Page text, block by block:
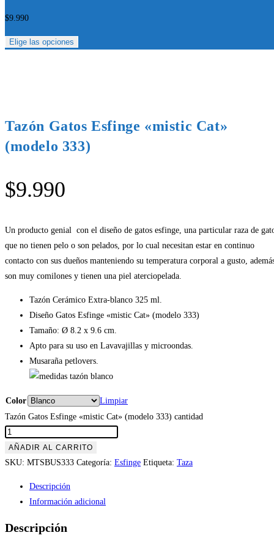
$9.990
Elige las opciones
Tazón Gatos Esfinge «mistic Cat»
(modelo 333)
$9.990
Un producto genial con el diseño de gatos esfinge, una particular raza de
que no tienen pelo o son pelados, por lo cual necesitan estar en continuo
contacto con sus dueños manteniendo su temperatura corporal a gusto,
son muy comilones y tienen una piel aterciopelada.
Tazón Cerámico Extra-blanco 325 ml.
Diseño Gatos Esfinge «mistic Cat» (modelo 333)
Tamaño: Ø 8.2 x 9.6 cm.
Apto para su uso en Lavavajillas y microondas.
Musaraña petlovers.
Color
Limpiar
Tazón Gatos Esfinge «mistic Cat» (modelo 333) cantidad
AÑADIR AL CARRITO
SKU: MTSBUS333 Categoría: Esfinge Etiqueta: Taza
Descripción
Información adicional
Descripción